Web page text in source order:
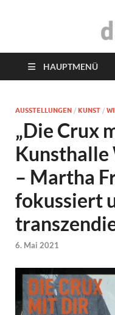
das
HAUPTMENÜ
AUSSTELLUNGEN / KUNST /
„Die Crux
Kunsthalle
– Martha
fokussiert
6. Mai 2021